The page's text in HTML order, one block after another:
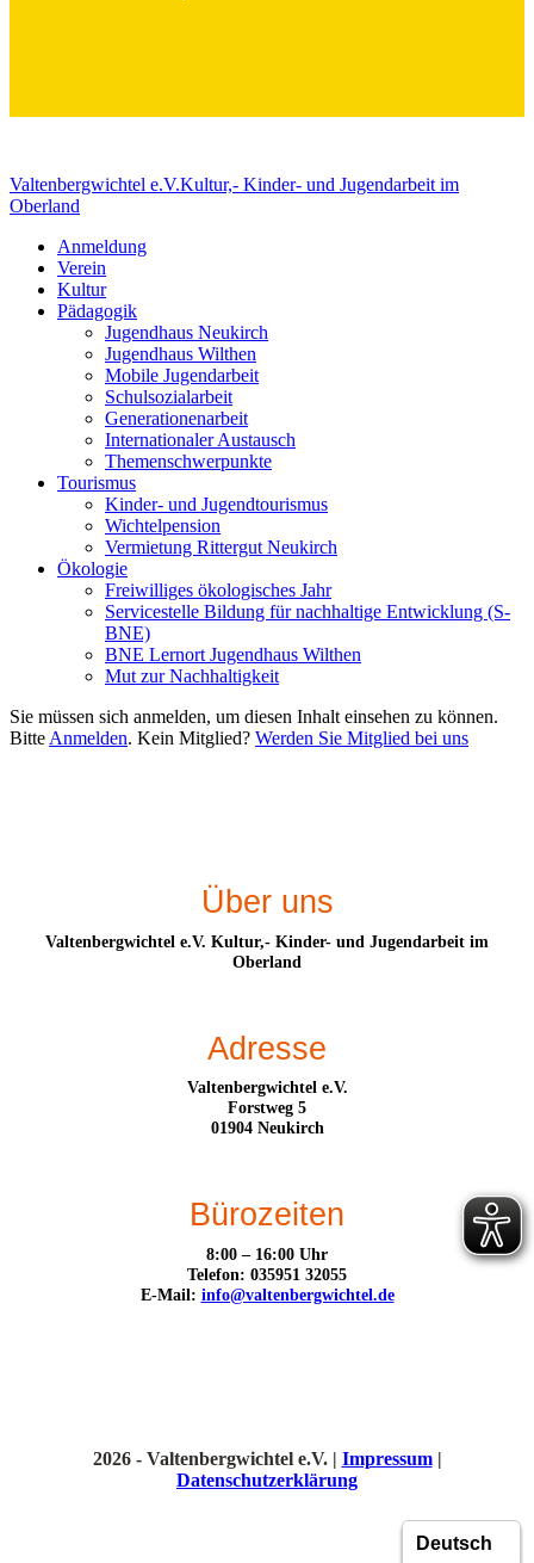
Valtenbergwichtel e.V.Kultur,- Kinder- und Jugendarbeit im
Oberland
Anmeldung
Verein
Kultur
Pädagogik
Jugendhaus Neukirch
Jugendhaus Wilthen
Mobile Jugendarbeit
Schulsozialarbeit
Generationenarbeit
Internationaler Austausch
Themenschwerpunkte
Tourismus
Kinder- und Jugendtourismus
Wichtelpension
Vermietung Rittergut Neukirch
Ökologie
Freiwilliges ökologisches Jahr
Servicestelle Bildung für nachhaltige Entwicklung (S-
BNE)
BNE Lernort Jugendhaus Wilthen
Mut zur Nachhaltigkeit
Sie müssen sich anmelden, um diesen Inhalt einsehen zu können.
Bitte Anmelden. Kein Mitglied? Werden Sie Mitglied bei uns
Über uns
Valtenbergwichtel e.V. Kultur,- Kinder- und Jugendarbeit im
Oberland
Adresse
Valtenbergwichtel e.V.
Forstweg 5
01904 Neukirch
Bürozeiten
8:00 – 16:00 Uhr
Telefon: 035951 32055
E-Mail: info@valtenbergwichtel.de
2026 - Valtenbergwichtel e.V. | Impressum|
Datenschutzerklärung